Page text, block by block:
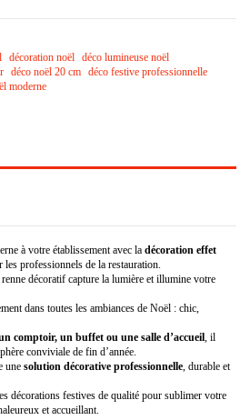
décoration noël déco lumineuse noël
déco noël 20 cm déco festive professionnelle
moderne
à votre établissement avec la décoration effet
les professionnels de la restauration.
renne décoratif capture la lumière et illumine votre
dans toutes les ambiances de Noël : chic,
comptoir, un buffet ou une salle d’accueil, il
conviviale de fin d’année.
une solution décorative professionnelle, durable et
décorations festives de qualité pour sublimer votre
et accueillant.